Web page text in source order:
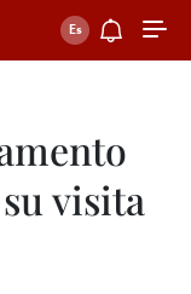
visita